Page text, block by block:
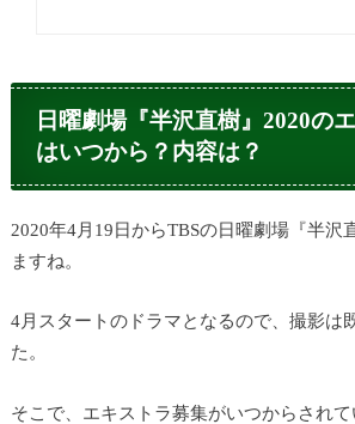
日曜劇場『半沢直樹』2020の
はいつから？内容は？
2020年4月19日からTBSの日曜劇場『半沢
ますね。
4月スタートのドラマとなるので、撮影は
た。
そこで、エキストラ募集がいつからされて